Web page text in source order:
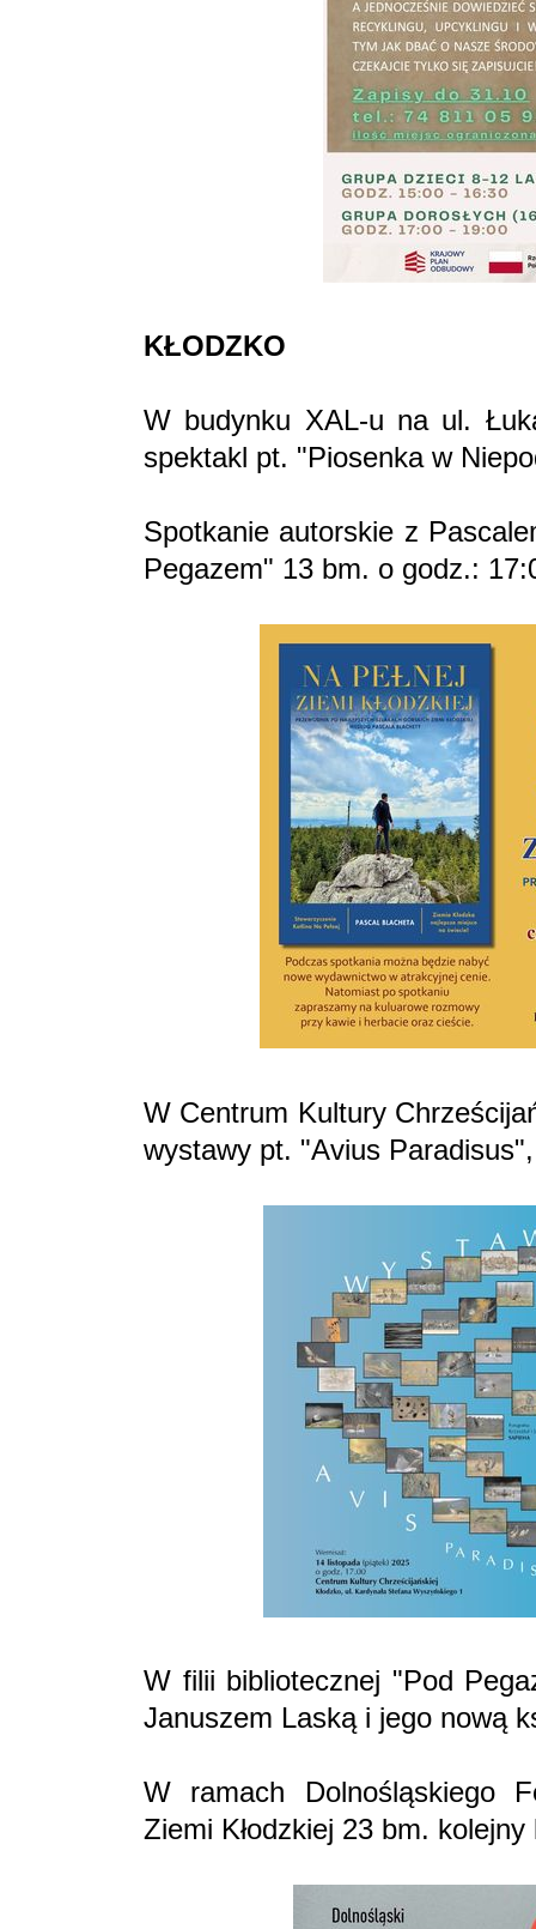
KŁODZKO
W budynku XAL-u na ul.
spektakl pt. "Piosenka w
Spotkanie autorskie z
Pegazem" 13 bm. o godz.:
W Centrum Kultury
wystawy pt. "Avius
W filii bibliotecznej "Pod
Januszem Laską i jego nową
W ramach Dolnośląskiego
Ziemi Kłodzkiej 23 bm.